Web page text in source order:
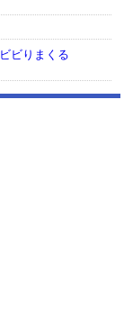
ビりまくる
→ スタッフが注意し